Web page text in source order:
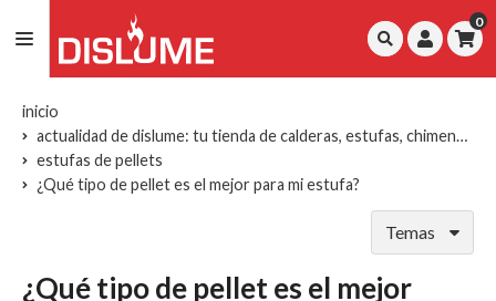
0
inicio
actualidad de dislume: tu tienda de calderas, estufas, chimeneas y repuestos
estufas de pellets
¿Qué tipo de pellet es el mejor para mi estufa?
Temas
¿Qué tipo de pellet es el mejor